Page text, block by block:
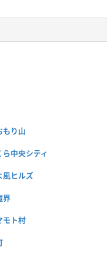
もり山
ら中央シティ
風ヒルズ
界
モト村